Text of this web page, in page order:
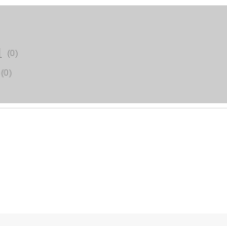
(0)
(0)